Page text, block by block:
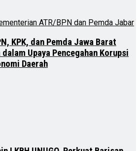
KPK, dan Pemda Jawa Barat
Upaya Pencegahan Korupsi
Daerah